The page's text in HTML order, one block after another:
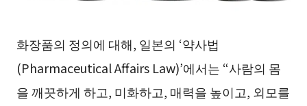
화장품의 정의에 대해, 일본의 ‘약사법
(Pharmaceutical Affairs Law)’에서는 “사람의 몸
을 깨끗하게 하고, 미화하고, 매력을 높이고, 외모를